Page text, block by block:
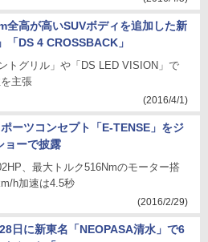
全高が高いSUVボディを追加した新
「DS 4 CROSSBACK」
トグリル」や「DS LED VISION」で
主張
(2016/4/1)
ーツコンセプト「E-TENSE」をジ
ョーで披露
、最大トルク516Nmのモーター搭
h加速は4.5秒
(2016/2/29)
日に新東名「NEOPASA清水」で6